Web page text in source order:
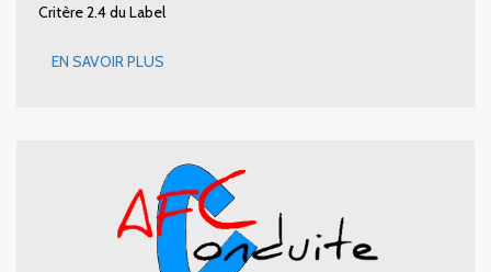
Critère 2.4 du Label
EN SAVOIR PLUS